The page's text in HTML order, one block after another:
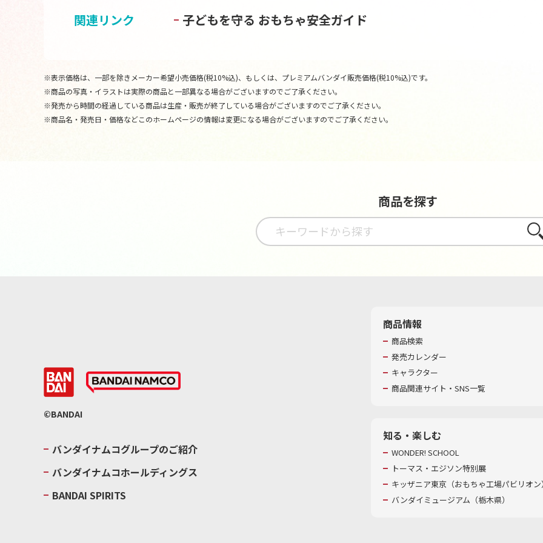
関連リンク 子どもを守る おもちゃ安全ガイド
※表示価格は、一部を除きメーカー希望小売価格(税10%込)、もしくは、プレミアムバンダイ販売価格(税10%込)です。
※商品の写真・イラストは実際の商品と一部異なる場合がございますのでご了承ください。
※発売から時間の経過している商品は生産・販売が終了している場合がございますのでご了承ください。
※商品名・発売日・価格などこのホームページの情報は変更になる場合がございますのでご了承ください。
商品を探す
さが
©BANDAI
バンダイナムコグループのご紹介
バンダイナムコホールディングス
BANDAI SPIRITS
商品情報
商品検索
発売カレンダー
キャラクター
商品関連サイト・SNS一覧
知る・楽しむ
WONDER! SCHOOL
トーマス・エジソン特別展
キッザニア東京（おもちゃ工場パビリオ
バンダイミュージアム（栃木県）